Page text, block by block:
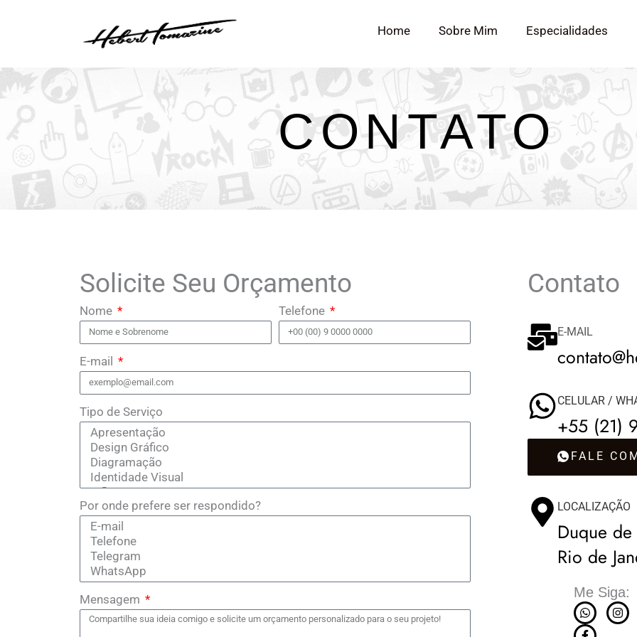
conteúdo
Home Sobre Mim Especialidades
CONTATO
Solicite Seu Orçamento
Nome Telefone
E-mail
Tipo de Serviço
Por onde prefere ser respondido?
Mensagem
Contato
E-MAIL
CELULAR /
+55 (21)
FALE
LOCALIZAÇÃO
Duque de
Rio de
Me Siga:
W
h
a
I
n
s
F
a
c